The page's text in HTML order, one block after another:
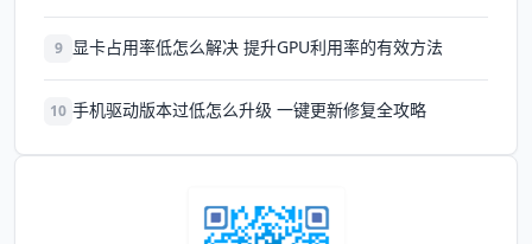
9 显卡占用率低怎么解决 提升GPU利用率的有效方法
10 手机驱动版本过低怎么升级 一键更新修复全攻略